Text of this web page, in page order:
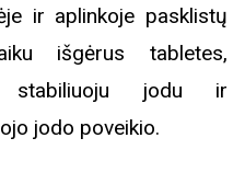
ir aplinkoje pasklistų
išgėrus tabletes,
stabiliuoju jodu ir
jodo poveikio.